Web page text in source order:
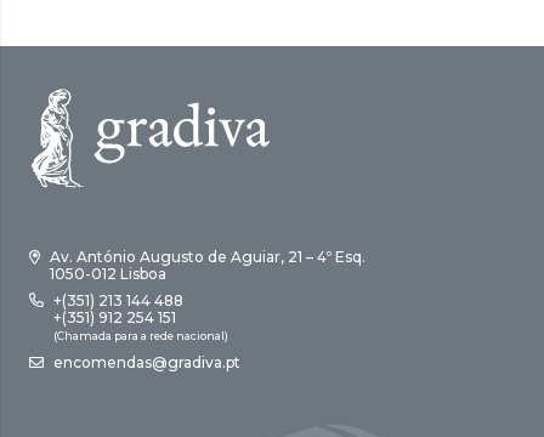
Av. António Augusto de Aguiar, 21 – 4º Esq.
1050-012 Lisboa
+(351) 213 144 488
+(351) 912 254 151
(Chamada para a rede nacional)
encomendas@gradiva.pt